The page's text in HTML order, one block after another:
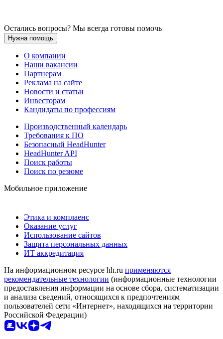
Остались вопросы? Мы всегда готовы помочь
Нужна помощь
О компании
Наши вакансии
Партнерам
Реклама на сайте
Новости и статьи
Инвесторам
Кандидаты по профессиям
Производственный календарь
Требования к ПО
Безопасный HeadHunter
HeadHunter API
Поиск работы
Поиск по резюме
Мобильное приложение
Этика и комплаенс
Оказание услуг
Использование сайтов
Защита персональных данных
ИТ аккредитация
На информационном ресурсе hh.ru применяются
рекомендательные технологии (информационные технологии
предоставления информации на основе сбора, систематизации
и анализа сведений, относящихся к предпочтениям
пользователей сети «Интернет», находящихся на территории
Российской Федерации)